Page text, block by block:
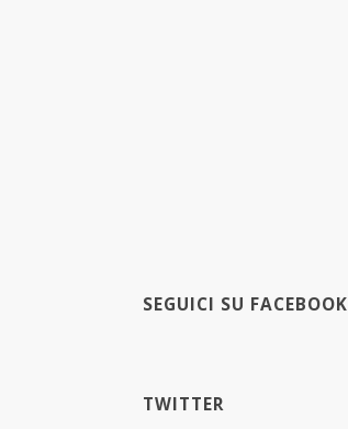
SEGUICI SU FACEBOOK
TWITTER